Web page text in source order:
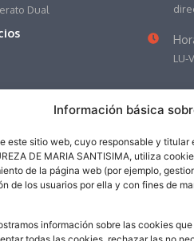
Información básica
este sitio web, cuyo responsable y titular
DE MARIA SANTISIMA, utiliza
de la página web (por ejemplo,
de los usuarios por ella y con fines de
información sobre las cookies
Dual
LU-